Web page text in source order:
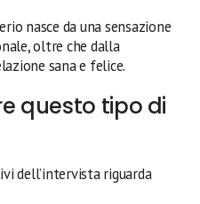
nasce da una sensazione
oltre che dalla
sana e felice.
questo tipo di
dell’intervista riguarda